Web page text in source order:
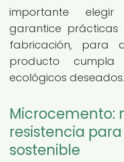
importante
garantice prácticas
fabricación, para
producto
ecológicos deseados.
Microcemento:
resistencia
sostenible